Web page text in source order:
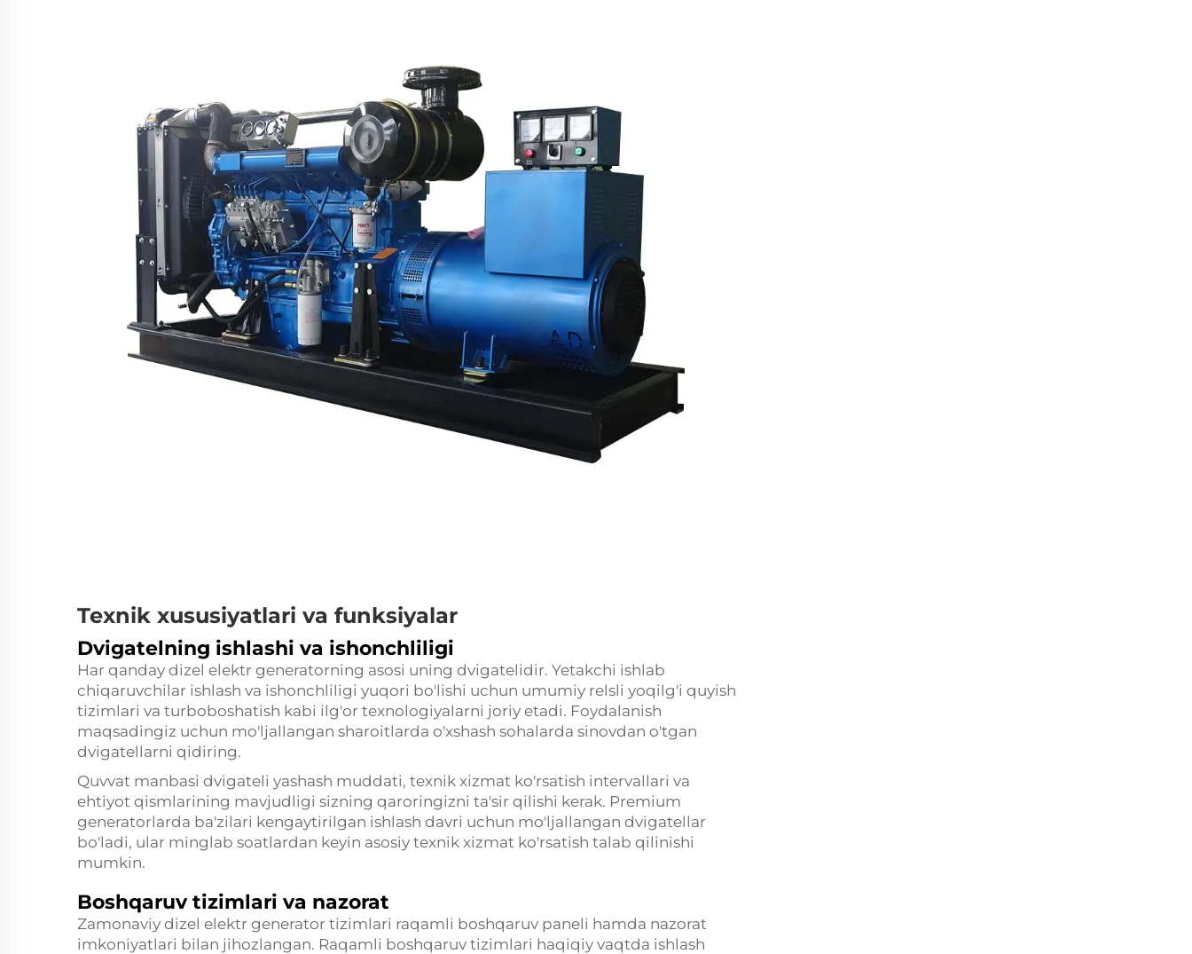
Texnik xususiyatlari va funksiyalar
Dvigatelning ishlashi va ishonchliligi
Har qanday dizel elektr generatorning asosi uning dvigatelidir. Yetakchi ishlab
chiqaruvchilar ishlash va ishonchliligi yuqori bo'lishi uchun umumiy relsli yoqilg'i quyish
tizimlari va turboboshatish kabi ilg'or texnologiyalarni joriy etadi. Foydalanish
maqsadingiz uchun mo'ljallangan sharoitlarda o'xshash sohalarda sinovdan o'tgan
dvigatellarni qidiring.
Quvvat manbasi dvigateli yashash muddati, texnik xizmat ko'rsatish intervallari va
ehtiyot qismlarining mavjudligi sizning qaroringizni ta'sir qilishi kerak. Premium
generatorlarda ba'zilari kengaytirilgan ishlash davri uchun mo'ljallangan dvigatellar
bo'ladi, ular minglab soatlardan keyin asosiy texnik xizmat ko'rsatish talab qilinishi
mumkin.
Boshqaruv tizimlari va nazorat
Zamonaviy dizel elektr generator tizimlari raqamli boshqaruv paneli hamda nazorat
imkoniyatlari bilan jihozlangan. Raqamli boshqaruv tizimlari haqiqiy vaqtda ishlash